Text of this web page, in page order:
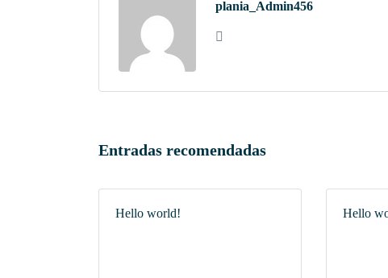
plania_Admin456
Entradas recomendadas
Hello world! Hello